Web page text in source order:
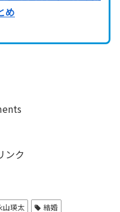
め
ンク
山瑛太 結婚